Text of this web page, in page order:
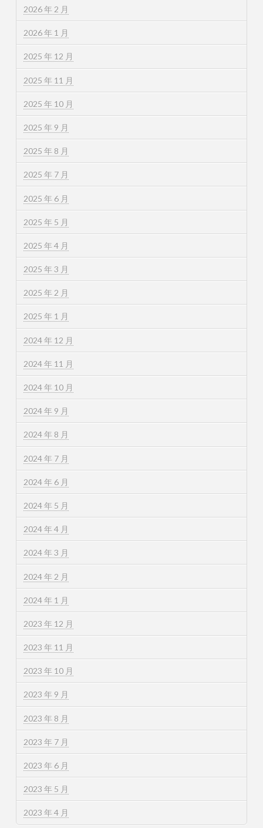
2026 年 2 月
2026 年 1 月
2025 年 12 月
2025 年 11 月
2025 年 10 月
2025 年 9 月
2025 年 8 月
2025 年 7 月
2025 年 6 月
2025 年 5 月
2025 年 4 月
2025 年 3 月
2025 年 2 月
2025 年 1 月
2024 年 12 月
2024 年 11 月
2024 年 10 月
2024 年 9 月
2024 年 8 月
2024 年 7 月
2024 年 6 月
2024 年 5 月
2024 年 4 月
2024 年 3 月
2024 年 2 月
2024 年 1 月
2023 年 12 月
2023 年 11 月
2023 年 10 月
2023 年 9 月
2023 年 8 月
2023 年 7 月
2023 年 6 月
2023 年 5 月
2023 年 4 月